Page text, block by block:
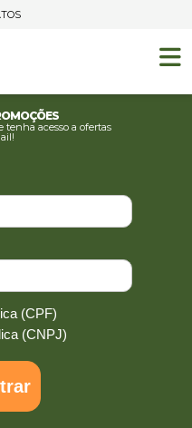
tenha acesso a ofertas
(CPF)
(CNPJ)